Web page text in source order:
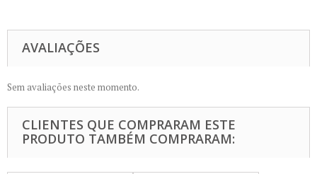
AVALIAÇÕES
Sem avaliações neste momento.
CLIENTES QUE COMPRARAM ESTE
PRODUTO TAMBÉM COMPRARAM: